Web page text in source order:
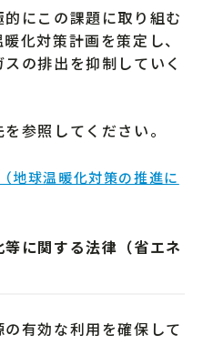
にこの課題に取り組む
化対策計画を策定し、
の排出を抑制していく
参照してください。
地球温暖化対策の推進に
に関する法律（省エネ
有効な利用を確保して